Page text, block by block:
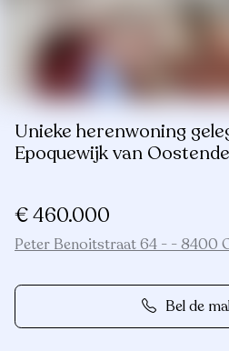
Unieke herenwoning
Epoquewijk van
€ 460.000
Peter Benoitstraat 64 - - 8400
Bel de